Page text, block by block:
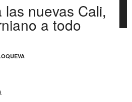
las nuevas Cali,
a todo